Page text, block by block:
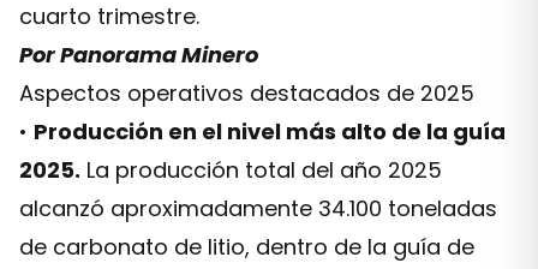
cuarto trimestre.
Por Panorama Minero
Aspectos operativos destacados de 2025
• Producción en el nivel más alto de la guía
2025. La producción total del año 2025
alcanzó aproximadamente 34.100 toneladas
de carbonato de litio, dentro de la guía de